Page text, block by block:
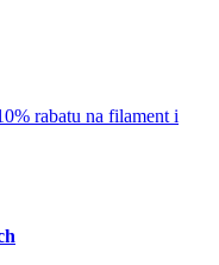
rabatu na filament i